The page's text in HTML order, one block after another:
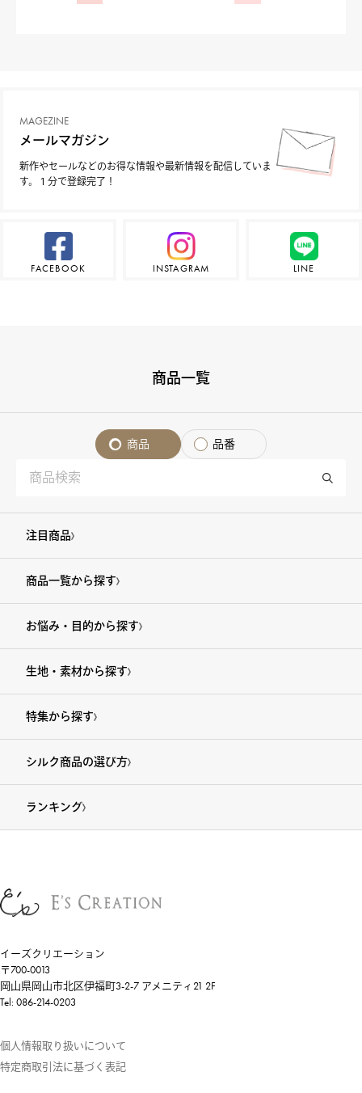
MAGEZINE
メールマガジン
新作やセールなどのお得な情報や最新情報を配信していま
す。１分で登録完了！
FACEBOOK INSTAGRAM LINE
商品一覧
商品 品番
注目商品
商品一覧から探す
お悩み・目的から探す
生地・素材から探す
特集から探す
シルク商品の選び方
ランキング
イーズクリエーション
〒700-0013
岡山県岡山市北区伊福町3-2-7 アメニティ21 2F
Tel: 086-214-0203
個人情報取り扱いについて
特定商取引法に基づく表記